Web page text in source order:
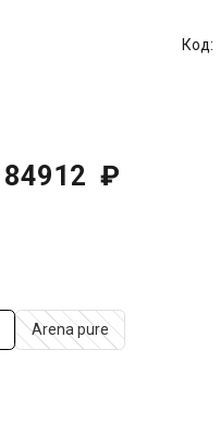
Код:
Arena pure
84912 ₽